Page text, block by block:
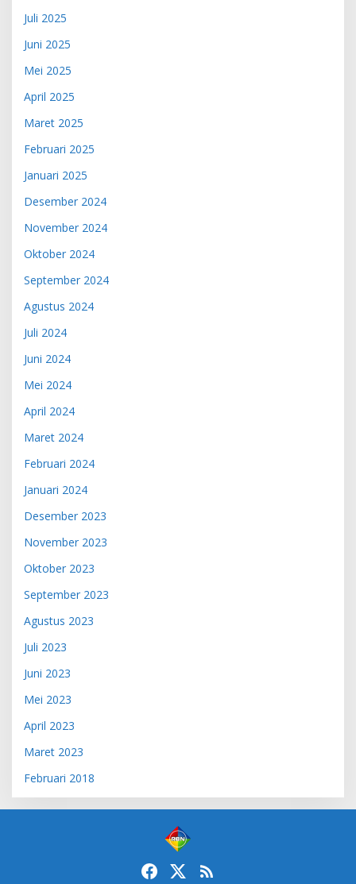
Juli 2025
Juni 2025
Mei 2025
April 2025
Maret 2025
Februari 2025
Januari 2025
Desember 2024
November 2024
Oktober 2024
September 2024
Agustus 2024
Juli 2024
Juni 2024
Mei 2024
April 2024
Maret 2024
Februari 2024
Januari 2024
Desember 2023
November 2023
Oktober 2023
September 2023
Agustus 2023
Juli 2023
Juni 2023
Mei 2023
April 2023
Maret 2023
Februari 2018